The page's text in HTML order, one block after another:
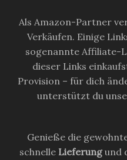
Als Amazon-Partner
Verkäufen. Einige
sogenannte Affiliate-
dieser Links
Provision – für dich
unterstützt du
Genieße die
schnelle Lieferungund